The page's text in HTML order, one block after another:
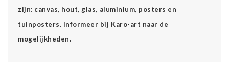
zijn: canvas, hout, glas, aluminium, posters en
tuinposters. Informeer bij Karo-art naar de
mogelijkheden.